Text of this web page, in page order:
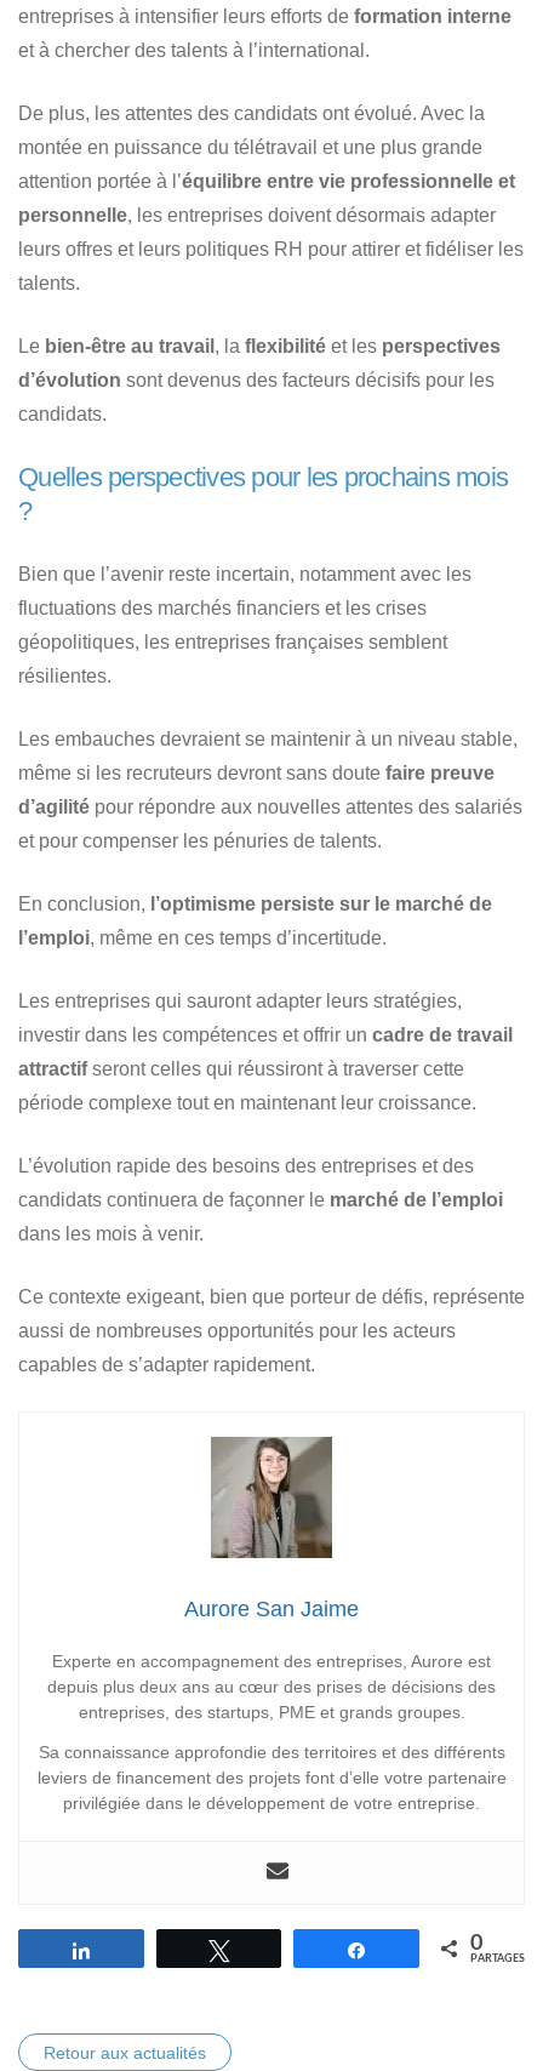
entreprises à intensifier leurs efforts de formation interne
et à chercher des talents à l’international.
De plus, les attentes des candidats ont évolué. Avec la
montée en puissance du télétravail et une plus grande
attention portée à l’équilibre entre vie professionnelle et
personnelle, les entreprises doivent désormais adapter
leurs offres et leurs politiques RH pour attirer et fidéliser les
talents.
Le bien-être au travail , la flexibilité et les perspectives
d’évolution sont devenus des facteurs décisifs pour les
candidats.
Quelles perspectives pour les prochains mois
?
Bien que l’avenir reste incertain, notamment avec les
fluctuations des marchés financiers et les crises
géopolitiques, les entreprises françaises semblent
résilientes.
Les embauches devraient se maintenir à un niveau stable,
même si les recruteurs devront sans doute faire preuve
d’agilité pour répondre aux nouvelles attentes des salariés
et pour compenser les pénuries de talents.
En conclusion, l’optimisme persiste sur le marché de
l’emploi, même en ces temps d’incertitude.
Les entreprises qui sauront adapter leurs stratégies,
investir dans les compétences et offrir un cadre de travail
attractifseront celles qui réussiront à traverser cette
période complexe tout en maintenant leur croissance.
L’évolution rapide des besoins des entreprises et des
candidats continuera de façonner le marché de l’emploi
dans les mois à venir.
Ce contexte exigeant, bien que porteur de défis, représente
aussi de nombreuses opportunités pour les acteurs
capables de s’adapter rapidement.
Aurore San Jaime
Experte en accompagnement des entreprises, Aurore est
depuis plus deux ans au cœur des prises de décisions des
entreprises, des startups, PME et grands groupes.
Sa connaissance approfondie des territoires et des différents
leviers de financement des projets font d’elle votre partenaire
privilégiée dans le développement de votre entreprise.
Partagez 0
PARTAGES
Retour aux actualités